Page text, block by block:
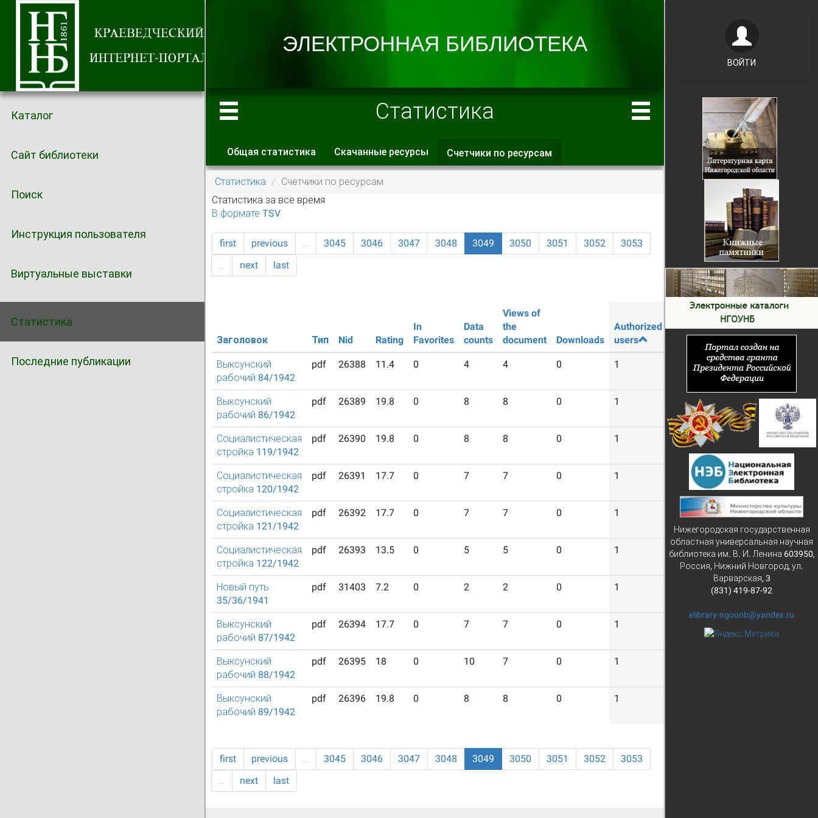
Каталог
Сайт библиотеки
Поиск
Инструкция пользователя
Виртуальные выставки
Статистика
Последние публикации
Статистика
Главные вкладки
Общая статистика Скачанные ресурсы Счетчики по ресурсам
вкладка)
Статистика
Счетчики по ресурсам
Статистика за все время
В формате TSV
first previous … 3045 3046 3047 3048 3049 3050 3051 3052
3053
…
next last
Заголовок Тип Nid Rating
In
Favorites
Data
counts
Views of
the
document
Downloads
Authorized
users
Guest
Выксунский
рабочий 84/1942
pdf 26388 11.4 0 4 4 0 1
Выксунский
рабочий 86/1942
pdf 26389 19.8 0 8 8 0 1
Социалистическая
стройка 119/1942
pdf 26390 19.8 0 8 8 0 1 8
Социалистическая
стройка 120/1942
pdf 26391 17.7 0 7 7 0 1
Социалистическая
стройка 121/1942
pdf 26392 17.7 0 7 7 0 1
Социалистическая
стройка 122/1942
pdf 26393 13.5 0 5 5 0 1 5
Новый путь
35/36/1941
pdf 31403 7.2 0 2 2 0 1
Выксунский
рабочий 87/1942
pdf 26394 17.7 0 7 7 0 1
Выксунский
рабочий 88/1942
pdf 26395 18 0 10 7 0 1
Выксунский
рабочий 89/1942
pdf 26396 19.8 0 8 8 0 1
first previous … 3045 3046 3047 3048 3049 3050 3051 3052
3053
…
next last
ВОЙТИ
Нижегородская государственная
областная универсальная научная
библиотека им. В. И. Ленина 603950,
Россия, Нижний Новгород, ул.
Варварская, 3
(831) 419-87-92
elibrary-ngounb@yandex.ru